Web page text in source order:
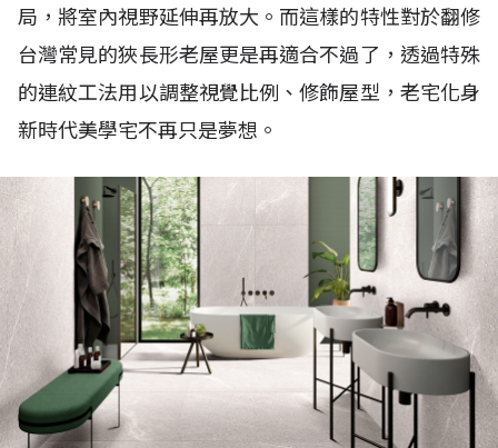
局，將室內視野延伸再放大。而這樣的特性對於翻修
台灣常見的狹長形老屋更是再適合不過了，透過特殊
的連紋工法用以調整視覺比例、修飾屋型，老宅化身
新時代美學宅不再只是夢想。